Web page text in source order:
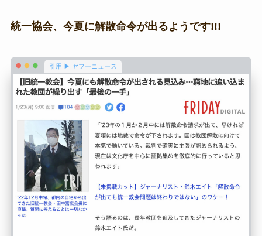
統一協会、今夏に解散命令が出るようです!!!
引用 ▶ ヤフーニュース